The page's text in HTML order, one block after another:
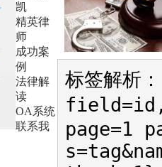
标签解
page=1
凯
精英律
师
成功案
例
法律解
读
OA系统
联系我